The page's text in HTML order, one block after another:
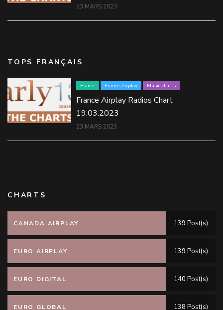
23 MARS 2023
TOPS FRANÇAIS
France France Airplay Music charts
France Airplay Radios Chart
19.03.2023
23 MARS 2023
CHARTS
CANADA AIRPLAY 139 Post(s)
EURO AIRPLAY 139 Post(s)
EURO DIGITAL 140 Post(s)
EURO GLOBAL 138 Post(s)